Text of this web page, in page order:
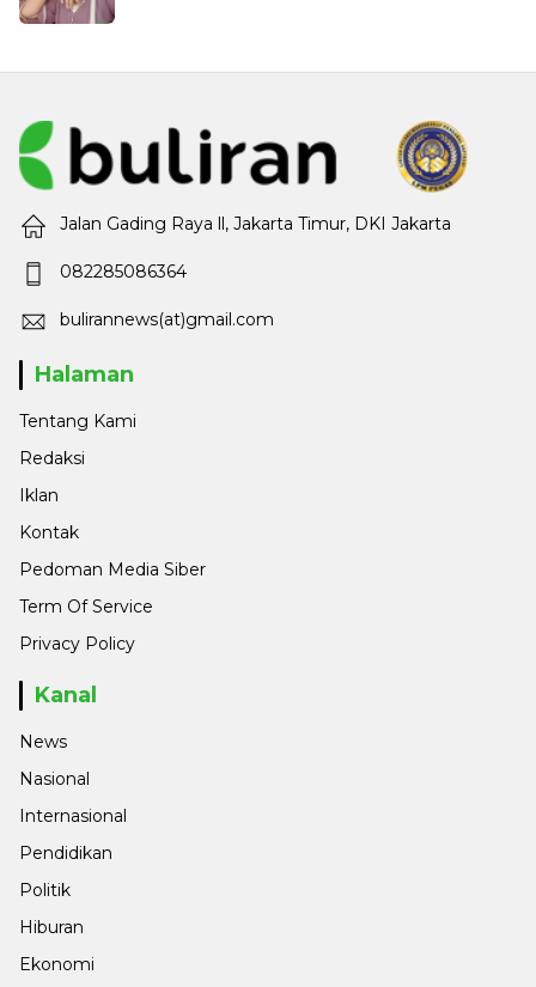
Jalan Gading Raya ll, Jakarta Timur, DKI Jakarta
082285086364
bulirannews(at)gmail.com
Halaman
Tentang Kami
Redaksi
Iklan
Kontak
Pedoman Media Siber
Term Of Service
Privacy Policy
Kanal
News
Nasional
Internasional
Pendidikan
Politik
Hiburan
Ekonomi